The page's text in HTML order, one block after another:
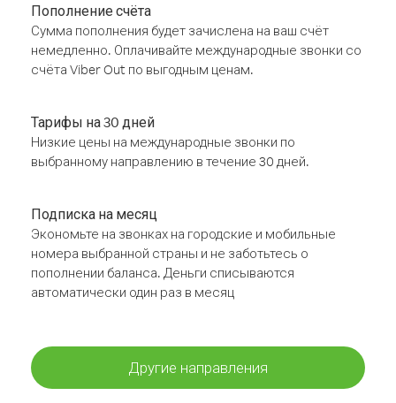
Пополнение счёта
Сумма пополнения будет зачислена на ваш счёт
немедленно. Оплачивайте международные звонки со
счёта Viber Out по выгодным ценам.
Тарифы на 30 дней
Низкие цены на международные звонки по
выбранному направлению в течение 30 дней.
Подписка на месяц
Экономьте на звонках на городские и мобильные
номера выбранной страны и не заботьтесь о
пополнении баланса. Деньги списываются
автоматически один раз в месяц
Другие направления